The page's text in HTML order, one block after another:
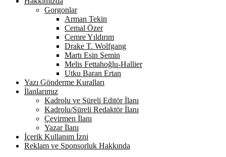
Gorgonlar
Arman Tekin
Cemal Özer
Cemre Yıldırım
Drake T. Wolfgang
Martı Esin Şemin
Melis Fettahoğlu-Hallier
Utku Baran Ertan
Yazı Gönderme Kuralları
İlanlarımız
Kadrolu ve Süreli Editör İlanı
Kadrolu/Süreli Redaktör İlanı
Çevirmen İlanı
Yazar İlanı
İçerik Kullanım İzni
Reklam ve Sponsorluk Hakkında